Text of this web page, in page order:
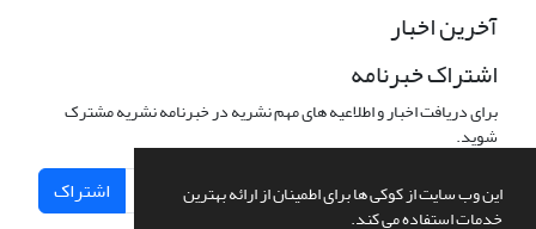
این وب سایت از کوکی ها برای اطمینان از ارائه بهترین
خدمات استفاده می کند.
آخرین اخبار
اشتراک خبرنامه
برای دریافت اخبار و اطلاعیه های مهم نشریه در خبرنامه نشریه مشترک
شوید.
اشتراک